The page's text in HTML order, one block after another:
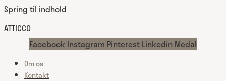
Spring til indhold
ATTICCO
Facebook Instagram Pinterest Linkedin Medal
Om os
Kontakt